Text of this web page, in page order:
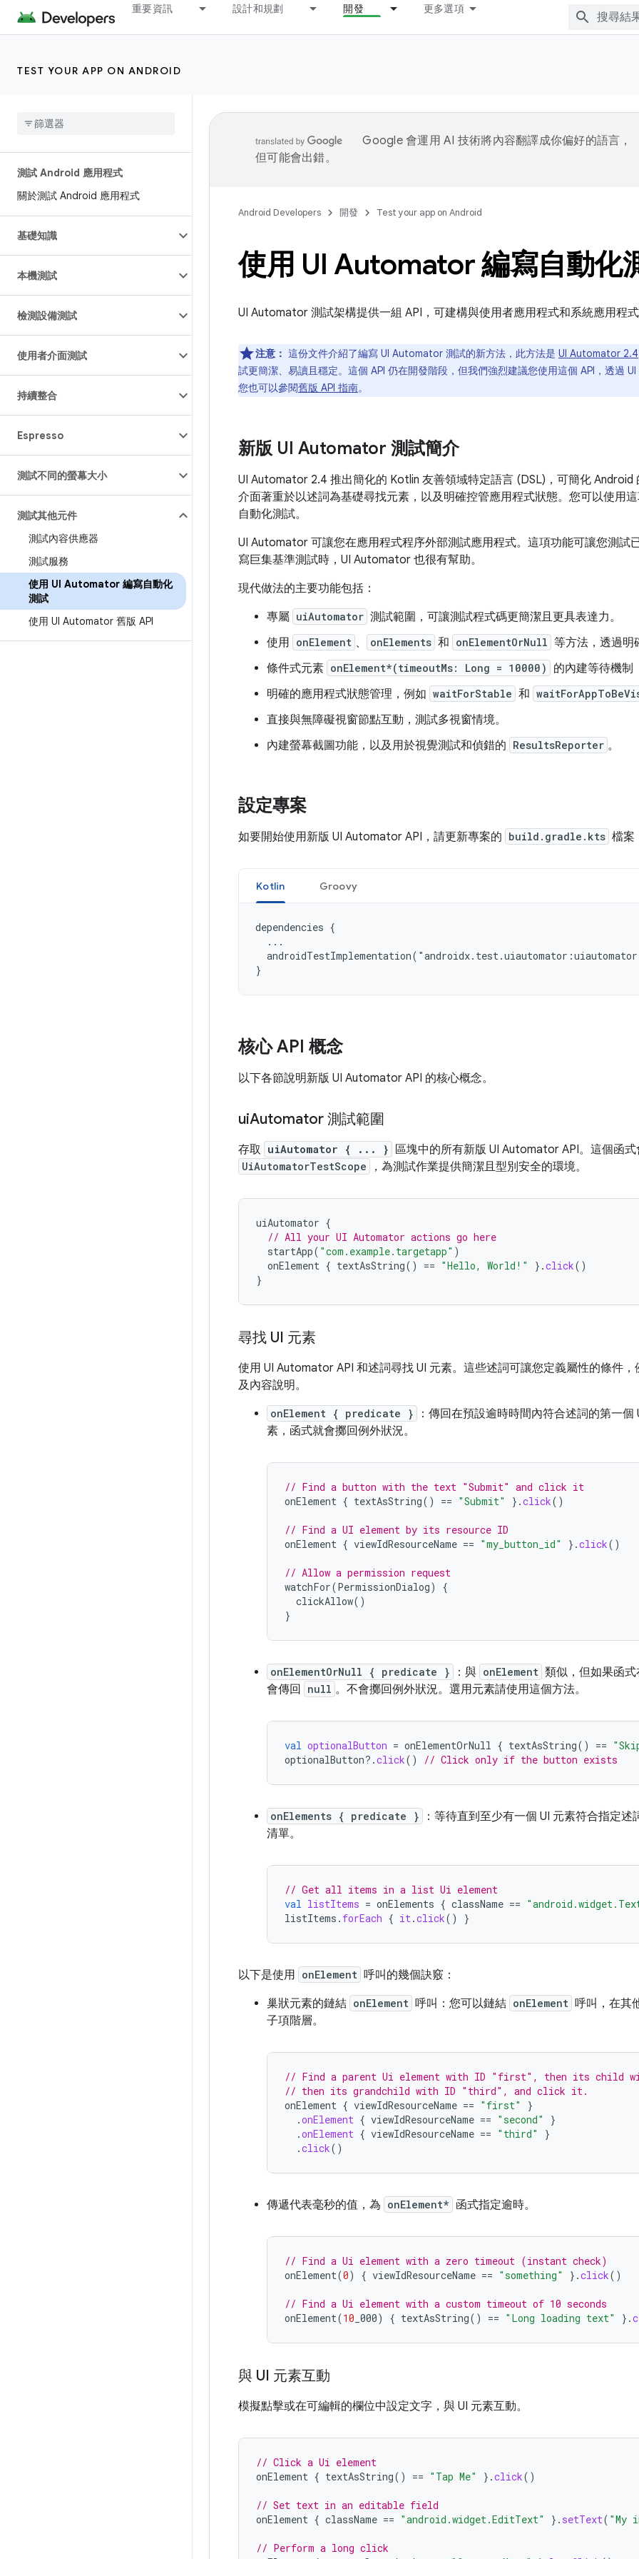
重要資訊 設計和規劃 開發 更多選項
TEST YOUR APP ON ANDROID
測試 Android 應用程式
關於測試 Android 應用程式
基礎知識
本機測試
檢測設備測試
使用者介面測試
持續整合
Espresso
測試不同的螢幕大小
測試其他元件
測試內容供應器
測試服務
使用 UI Automator 編寫自動化
測試
使用 UI Automator 舊版 API
Google 會運用 AI 技術將內容翻譯成你偏好的語言，
但可能會出錯。
Android Developers 開發 Test your app on Android
使用 UI Automator 編寫自動化
UI Automator 測試架構提供一組 API，可建構與使用者應用程式和系統應用程
注意： 這份文件介紹了編寫 UI Automator 測試的新方法，此方法是 UI Automator 2.4
試更簡潔、易讀且穩定。這個 API 仍在開發階段，但我們強烈建議您使用這個 API，透過
您也可以參閱舊版 API 指南。
新版 UI Automator 測試簡介
UI Automator 2.4 推出簡化的 Kotlin 友善領域特定語言 (DSL)，可簡化 Android
介面著重於以述詞為基礎尋找元素，以及明確控管應用程式狀態。您可以使用
自動化測試。
UI Automator 可讓您在應用程式程序外部測試應用程式。這項功能可讓您測試
寫巨集基準測試時，UI Automator 也很有幫助。
現代做法的主要功能包括：
專屬 uiAutomator 測試範圍，可讓測試程式碼更簡潔且更具表達力。
使用 onElement 、 onElements 和 onElementOrNull 等方法，透過明
條件式元素 onElement*(timeoutMs: Long = 10000)
的內建等待機制
明確的應用程式狀態管理，例如 waitForStable 和
直接與無障礙視窗節點互動，測試多視窗情境。
內建螢幕截圖功能，以及用於視覺測試和偵錯的 ResultsReporter 。
設定專案
如要開始使用新版 UI Automator API，請更新專案的 build.gradle.kts 檔案
Kotlin Groovy
dependencies {
  ...
核心 API 概念
以下各節說明新版 UI Automator API 的核心概念。
uiAutomator 測試範圍
存取 uiAutomator { ... } 區塊中的所有新版 UI Automator API。這個函
UiAutomatorTestScope ，為測試作業提供簡潔且型別安全的環境。
uiAutomator {
// All your UI Automator actions go here
startApp( "com.example.targetapp" )
onElement { textAsString() == "Hello, World!" }.click()
}
尋找 UI 元素
使用 UI Automator API 和述詞尋找 UI 元素。這些述詞可讓您定義屬性的條件
及內容說明。
onElement { predicate }
：傳回在預設逾時時間內符合述詞的第一
素，函式就會擲回例外狀況。
// Find a button with the text "Submit" and click it
onElement { textAsString() == "Submit" }.click()
// Find a UI element by its resource ID
onElement { viewIdResourceName == "my_button_id" }.click()
// Allow a permission request
watchFor(PermissionDialog)
{
clickAllow()
}
onElementOrNull { predicate } ：與 onElement 類似，但如果函
會傳回
null 。不會擲回例外狀況。選用元素請使用這個方法。
val optionalButton = onElementOrNull { textAsString() ==
optionalButton?.click() // Click only if the button exists
onElements { predicate }
：等待直到至少有一個 UI 元素符合指定
清單。
// Get all items in a list Ui element
val listItems = onElements { className ==
listItems . forEach { it.click() }
以下是使用 onElement 呼叫的幾個訣竅：
巢狀元素的鏈結 onElement 呼叫：您可以鏈結 onElement 呼叫，在其
子項階層。
// Find a parent Ui element with ID "first", then its child
// then its grandchild with ID "third", and click it.
onElement { viewIdResourceName == "first"
}
.onElement { viewIdResourceName == "second"
}
.onElement { viewIdResourceName == "third"
}
.click()
傳遞代表毫秒的值，為 onElement* 函式指定逾時。
// Find a Ui element with a zero timeout (instant check)
onElement(0) { viewIdResourceName == "something" }.click()
// Find a Ui element with a custom timeout of 10 seconds
onElement(10 _000) { textAsString() == "Long loading text" }.
與 UI 元素互動
模擬點擊或在可編輯的欄位中設定文字，與 UI 元素互動。
// Click a Ui element
onElement { textAsString() == "Tap Me" }.click()
// Set text in an editable field
onElement { className == "android.widget.EditText" }. setText( "My
// Perform a long click